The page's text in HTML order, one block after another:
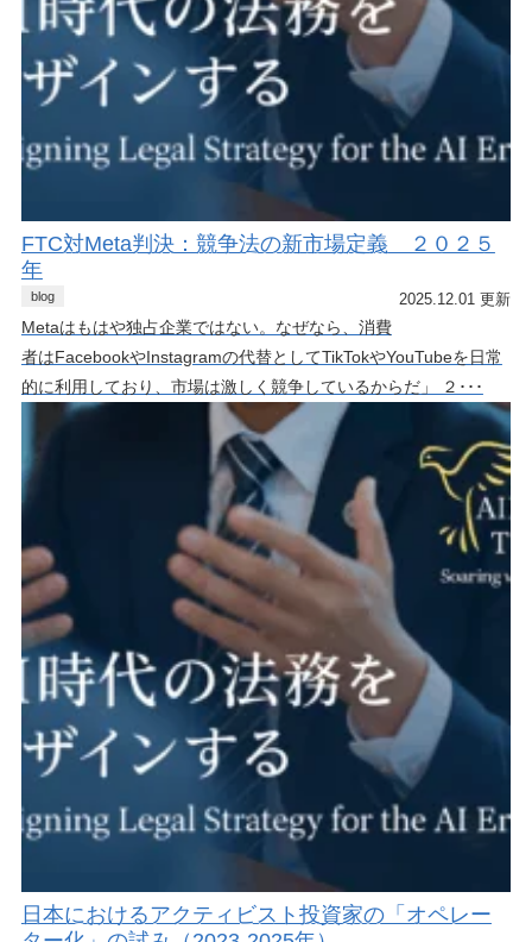
FTC対Meta判決：競争法の新市場定義 ２０２５
年
blog 2025.12.01 更新
Metaはもはや独占企業ではない。なぜなら、消費
者はFacebookやInstagramの代替としてTikTokやYouTubeを日常
的に利用しており、市場は激しく競争しているからだ」 ２･･･
日本におけるアクティビスト投資家の「オペレー